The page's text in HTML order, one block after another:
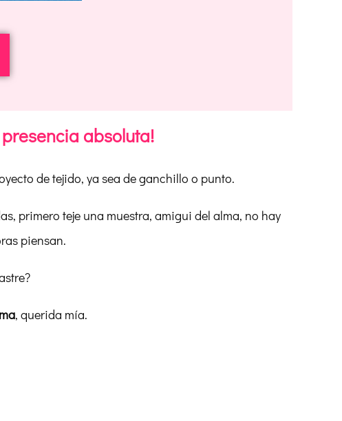
absoluta!
de tejido, ya sea de ganchillo o punto.
primero teje una muestra, amigui del alma, no hay
piensan.
, querida mía.